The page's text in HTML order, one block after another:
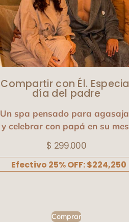
Compartir con Él.
día del padre
Un spa pensado para
y celebrar con papá en su
$ 299.000
Efectivo 25% OFF: $224,250
Comprar